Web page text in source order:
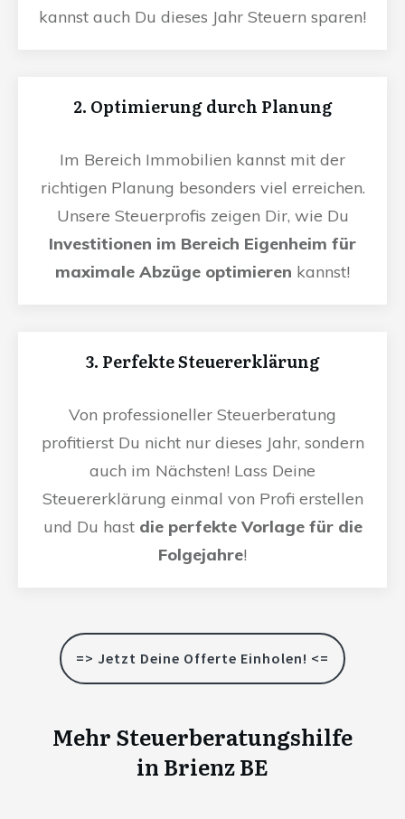
kannst auch Du dieses Jahr Steuern sparen!
2. Optimierung durch Planung
Im Bereich Immobilien kannst mit der
richtigen Planung besonders viel erreichen.
Unsere Steuerprofis zeigen Dir, wie Du
Investitionen im Bereich Eigenheim für
maximale Abzüge optimieren kannst!
3. Perfekte Steuererklärung
Von professioneller Steuerberatung
profitierst Du nicht nur dieses Jahr, sondern
auch im Nächsten! Lass Deine
Steuererklärung einmal von Profi erstellen
und Du hast die perfekte Vorlage für die
Folgejahre!
=> Jetzt Deine Offerte Einholen! <=
Mehr Steuerberatungshilfe
in Brienz BE